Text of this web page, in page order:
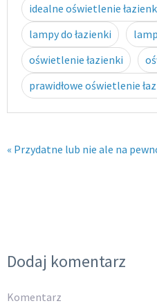
idealne oświetlenie
lampy do łazienki
oświetlenie łazienki
prawidłowe oświetlenie
« Przydatne lub nie ale na
Dodaj komentarz
Komentarz